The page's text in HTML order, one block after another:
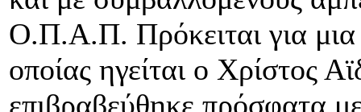
Ο.Π.Α.Π. Πρόκειται για μια
οποίας ηγείται ο Χρίστος
επιβραβεύθηκε πρόσφατα